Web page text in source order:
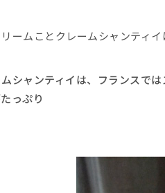
ームことクレームシャンティ
シャンティイは、フランスで
っぷり